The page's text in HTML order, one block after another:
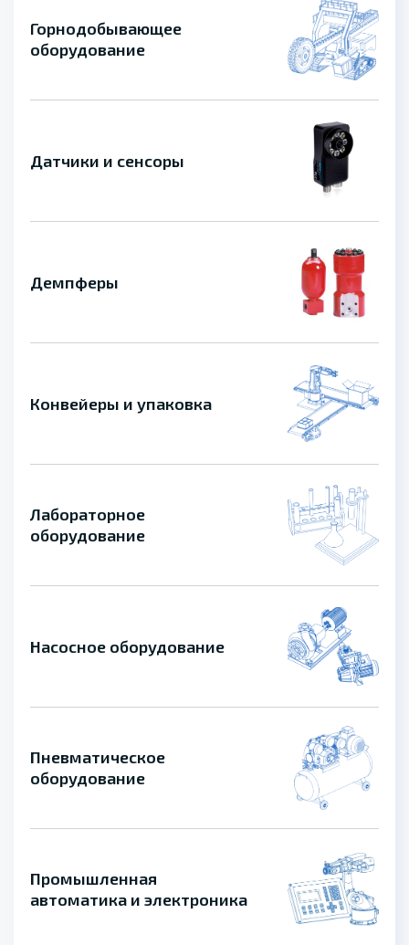
Горнодобывающее
оборудование
Датчики и сенсоры
Демпферы
Конвейеры и упаковка
Лабораторное
оборудование
Насосное оборудование
Пневматическое
оборудование
Промышленная
автоматика и электроника